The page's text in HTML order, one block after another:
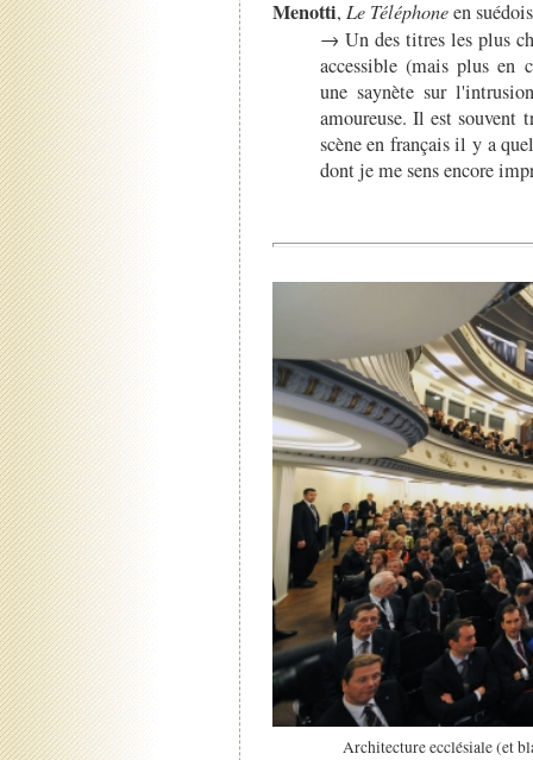
Menotti, Le Téléphoneen
→ Un des titres les plus
accessible (mais plus en
une saynète sur
amoureuse. Il est souvent
scène en français il y a
dont je me sens encore
Architecture ecclésiale (et